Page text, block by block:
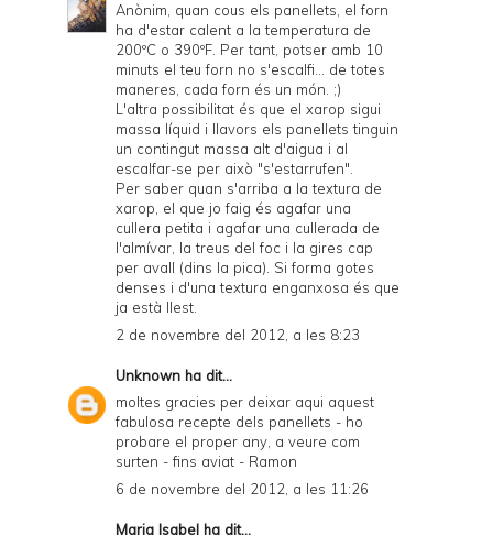
Anònim, quan cous els panellets, el forn
ha d'estar calent a la temperatura de
200ºC o 390ºF. Per tant, potser amb 10
minuts el teu forn no s'escalfi... de totes
maneres, cada forn és un món. ;)
L'altra possibilitat és que el xarop sigui
massa líquid i llavors els panellets tinguin
un contingut massa alt d'aigua i al
escalfar-se per això "s'estarrufen".
Per saber quan s'arriba a la textura de
xarop, el que jo faig és agafar una
cullera petita i agafar una cullerada de
l'almívar, la treus del foc i la gires cap
per avall (dins la pica). Si forma gotes
denses i d'una textura enganxosa és que
ja està llest.
2 de novembre del 2012, a les 8:23
Unknown ha dit...
moltes gracies per deixar aqui aquest
fabulosa recepte dels panellets - ho
probare el proper any, a veure com
surten - fins aviat - Ramon
6 de novembre del 2012, a les 11:26
Maria Isabel ha dit...